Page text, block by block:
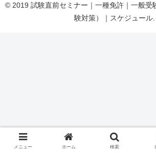
© 2019 試験直前セミナー｜一種免許｜一般受
験対策）｜スケジュール.
メニュー ホーム 検索